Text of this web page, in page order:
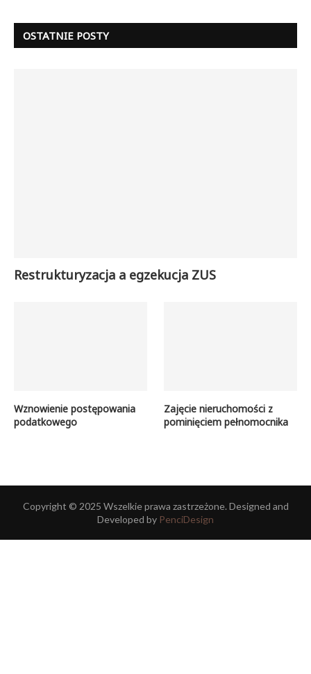
OSTATNIE POSTY
Restrukturyzacja a egzekucja ZUS
Wznowienie postępowania
podatkowego
Zajęcie nieruchomości z
pominięciem pełnomocnika
Copyright © 2025 Wszelkie prawa zastrzeżone. Designed and
Developed by PenciDesign